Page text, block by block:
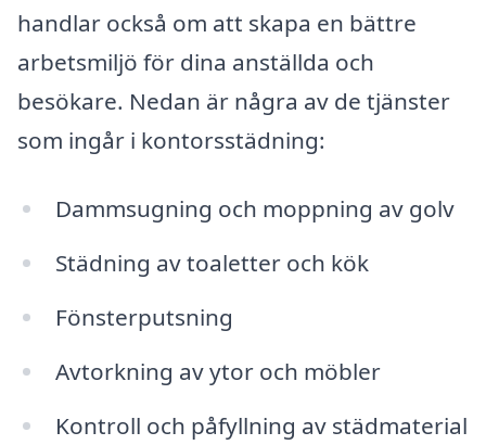
handlar också om att skapa en bättre
arbetsmiljö för dina anställda och
besökare. Nedan är några av de tjänster
som ingår i kontorsstädning:
Dammsugning och moppning av golv
Städning av toaletter och kök
Fönsterputsning
Avtorkning av ytor och möbler
Kontroll och påfyllning av städmaterial